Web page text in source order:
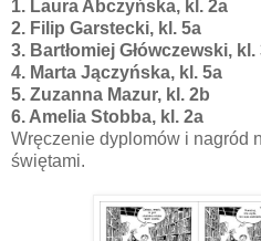
1. Laura Abczyńska, kl. 2a
2. Filip Garstecki, kl. 5a
3. Bartłomiej Główczewski, kl.
4. Marta Jączyńska, kl. 5a
5. Zuzanna Mazur, kl. 2b
6. Amelia Stobba, kl. 2a
Wręczenie dyplomów i nagród
świętami.